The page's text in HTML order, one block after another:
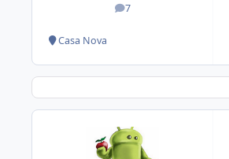
7
posts
Casa Nova